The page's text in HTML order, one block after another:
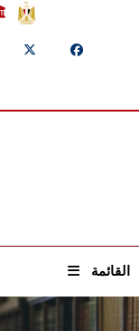
القائمة